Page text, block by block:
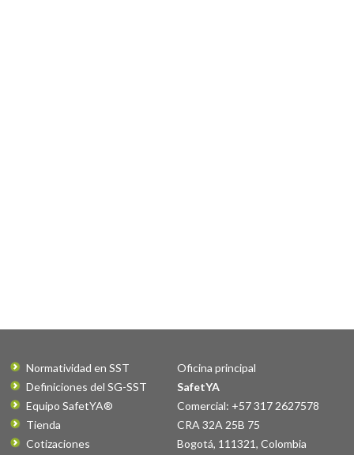
Normatividad en SST
Definiciones del SG-SST
Equipo SafetYA®
Tienda
Cotizaciones
Oficina principal
SafetYA
Comercial: +57 317 2627578
CRA 32A 25B 75
Bogotá, 111321, Colombia